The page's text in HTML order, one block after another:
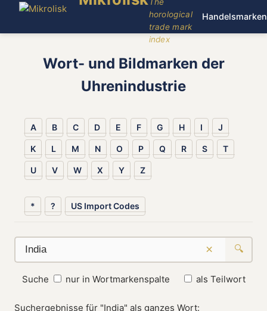
horological
trade mark
index
Handelsmarken
Wort- und Bildmarken der
Uhrenindustrie
A B C D E F G H I J
K L M N O P Q R S T
U V W X Y Z
* ? US Import Codes
× 🔍
Suche nur in Wortmarkenspalte als Teilwort
Suchergebnisse für "India" als ganzes Wort: